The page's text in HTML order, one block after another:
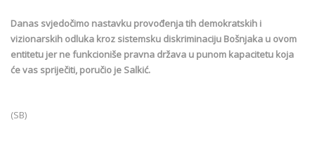
Danas svjedočimo nastavku provođenja tih demokratskih i
vizionarskih odluka kroz sistemsku diskriminaciju Bošnjaka u ovom
entitetu jer ne funkcioniše pravna država u punom kapacitetu koja
će vas spriječiti, poručio je Salkić.
(SB)